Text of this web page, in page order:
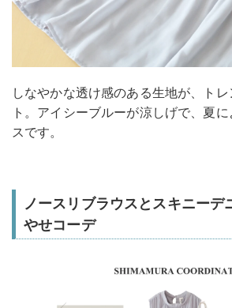
しなやかな透け感のある生地が、ト
ト。アイシーブルーが涼しげで、夏
スです。
ノースリブラウスとスキニーデ
やせコーデ